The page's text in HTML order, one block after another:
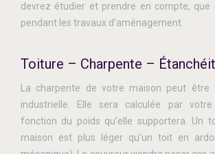
devrez étudier et prendre en compte, que
pendant les travaux d’aménagement.
Toiture – Charpente –
La charpente de votre maison peut être
industrielle. Elle sera calculée par
fonction du poids qu’elle supportera. Un
maison est plus léger qu’un toit en